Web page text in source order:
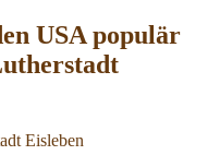
USA populär